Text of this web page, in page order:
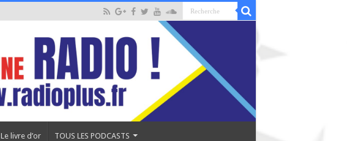
Le livre d’or TOUS LES PODCASTS